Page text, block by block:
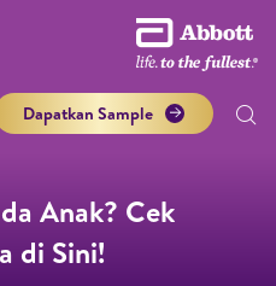
Dapatkan Sample
Anak? Cek
di Sini!